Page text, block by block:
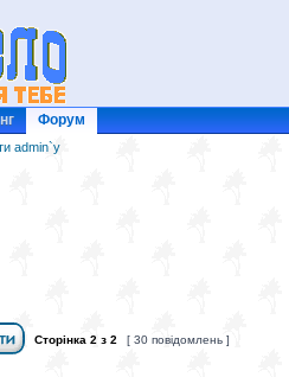
Форум
admin`у
Сторінка 2 з 2 [ 30 повідомлень ]